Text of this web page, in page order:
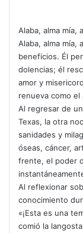
Alaba, alma mía,
Alaba, alma mía,
beneficios. Él
dolencias; él
amor y
renueva como el
Al regresar de
Texas, la otra
sanidades y
óseas, cáncer,
frente, el poder
Al reflexionar
conocimiento
«¡Esta es una
comió la